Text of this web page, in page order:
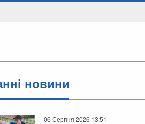
новини
06 Серпня 2026 13:51 |